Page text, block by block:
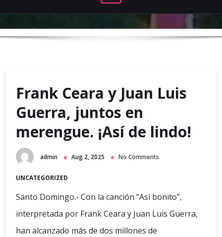
Frank Ceara y Juan Luis
Guerra, juntos en
merengue. ¡Así de lindo!
admin Aug 2, 2025 No Comments
UNCATEGORIZED
Santo Domingo.- Con la canción “Así bonito”,
interpretada por Frank Ceara y Juan Luis Guerra,
han alcanzado más de dos millones de